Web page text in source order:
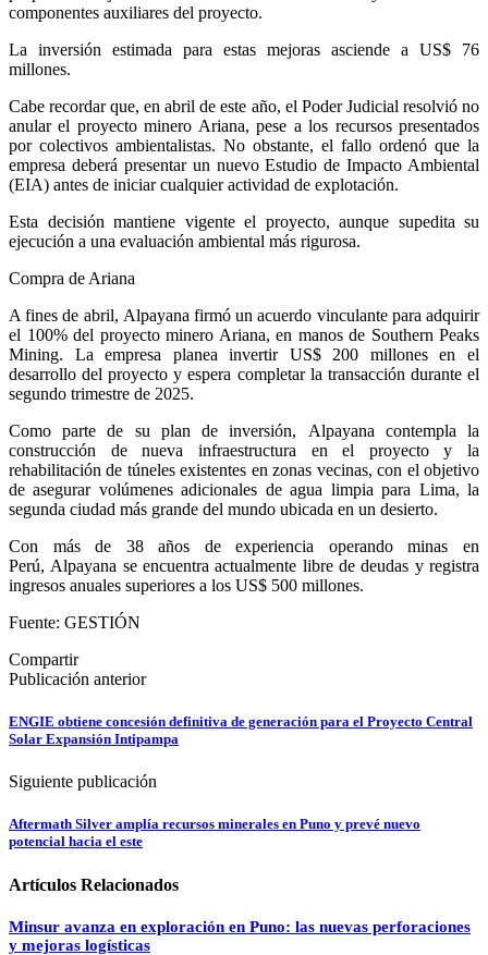
componentes auxiliares del proyecto.
La inversión estimada para estas mejoras asciende a US$ 76
millones.
Cabe recordar que, en abril de este año, el Poder Judicial resolvió no
anular el proyecto minero Ariana, pese a los recursos presentados
por colectivos ambientalistas. No obstante, el fallo ordenó que la
empresa deberá presentar un nuevo Estudio de Impacto Ambiental
(EIA) antes de iniciar cualquier actividad de explotación.
Esta decisión mantiene vigente el proyecto, aunque supedita su
ejecución a una evaluación ambiental más rigurosa.
Compra de Ariana
A fines de abril, Alpayana firmó un acuerdo vinculante para adquirir
el 100% del proyecto minero Ariana, en manos de Southern Peaks
Mining. La empresa planea invertir US$ 200 millones en el
desarrollo del proyecto y espera completar la transacción durante el
segundo trimestre de 2025.
Como parte de su plan de inversión, Alpayana contempla la
construcción de nueva infraestructura en el proyecto y la
rehabilitación de túneles existentes en zonas vecinas, con el objetivo
de asegurar volúmenes adicionales de agua limpia para Lima, la
segunda ciudad más grande del mundo ubicada en un desierto.
Con más de 38 años de experiencia operando minas en
Perú, Alpayana se encuentra actualmente libre de deudas y registra
ingresos anuales superiores a los US$ 500 millones.
Fuente: GESTIÓN
Compartir
Publicación anterior
ENGIE obtiene concesión definitiva de generación para el Proyecto Central
Solar Expansión Intipampa
Siguiente publicación
Aftermath Silver amplía recursos minerales en Puno y prevé nuevo
potencial hacia el este
Artículos Relacionados
Minsur avanza en exploración en Puno: las nuevas perforaciones
y mejoras logísticas